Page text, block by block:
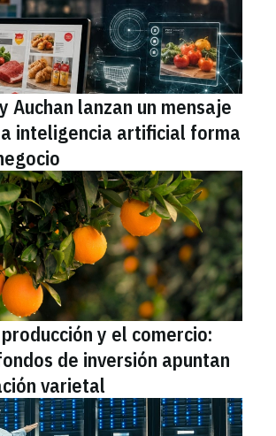
Auchan lanzan un mensaje
inteligencia artificial forma
y el comercio:
de inversión apuntan
varietal